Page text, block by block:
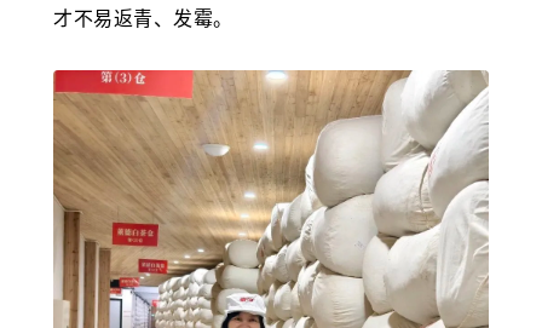
才不易返青、发霉。